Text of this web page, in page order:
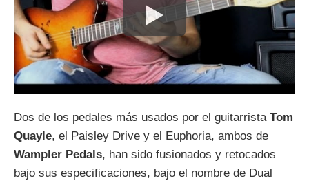
Dos de los pedales más usados por el guitarrista Tom
Quayle, el Paisley Drive y el Euphoria, ambos de
Wampler Pedals, han sido fusionados y retocados
bajo sus especificaciones, bajo el nombre de Dual